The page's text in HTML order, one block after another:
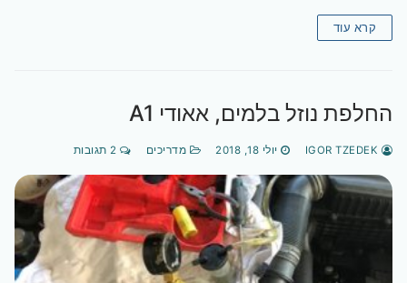
קרא עוד
החלפת נוזל בלמים, אאודי A1
יולי 18, 2018 מדריכים